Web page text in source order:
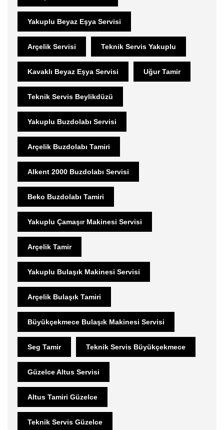
Yakuplu Beyaz Eşya Servisi
Arçelik Servisi Teknik Servis Yakuplu
Kavaklı Beyaz Eşya Servisi Uğur Tamir
Teknik Servis Beylikdüzü
Yakuplu Buzdolabı Servisi
Arçelik Buzdolabı Tamiri
Alkent 2000 Buzdolabı Servisi
Beko Buzdolabı Tamiri
Yakuplu Çamaşır Makinesi Servisi
Arçelik Tamir
Yakuplu Bulaşık Makinesi Servisi
Arçelik Bulaşık Tamiri
Büyükçekmece Bulaşık Makinesi Servisi
Seg Tamir Teknik Servis Büyükçekmece
Güzelce Altus Servisi
Altus Tamiri Güzelce
Teknik Servis Güzelce